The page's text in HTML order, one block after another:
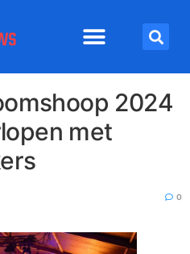
2024
met
0